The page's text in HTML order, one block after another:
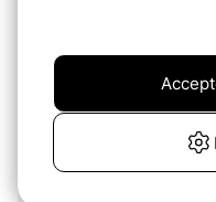
€18.90